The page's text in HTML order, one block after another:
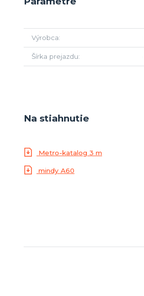
Výrobca
Šírka prejazdu
Na stiahnutie
Metro-katalog 3 m
mindy A60